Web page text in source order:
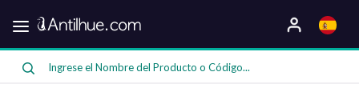
Categorias
Oferta